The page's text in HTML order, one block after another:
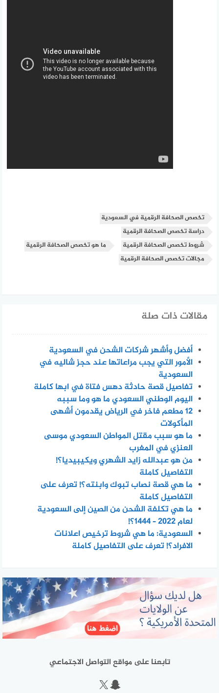
تخصص الصحافة الرقمية في السعودية
دراسة تخصص الصحافة الرقمية
شروط تخصص الصحافة الرقمية
ما هو تخصص الصحافة الرقمية
مجالات تخصص الصحافة الرقمية
مقالات ذات صلة
أفضل وأشهر شركات الشحن في السعودية
الأمور التي يجب مراعاتها عند حجز شاليه في
السعودية
تفاصيل قصة حادثة دهس فتاة في ابها كاملة
اليوم الوطني السعودي ما هو وما سببه
12 مطعم فاخر في الرياض يقدمون أشهى
المأكولات
ما هو سبب مقتل المواطن السعودي موسى
العنزي في المغرب
من هو عبدالله زايد الشهري ويكيبيديا؟!
التفاصيل كاملة
ما هي قصة نصاب تبوك وابنته؟! تعرف على
التفاصيل كاملة
ما هي تكلفة الشحن من الصين إلى السعودية
لعام 2022 – 1444؟!
السعودية: ما هي شروط ترخيص اعلانات
الافراد؟! تعرف على التفاصيل كاملة
تابعنا على مواقع التواصل الاجتماعي
سناب شات
إكس